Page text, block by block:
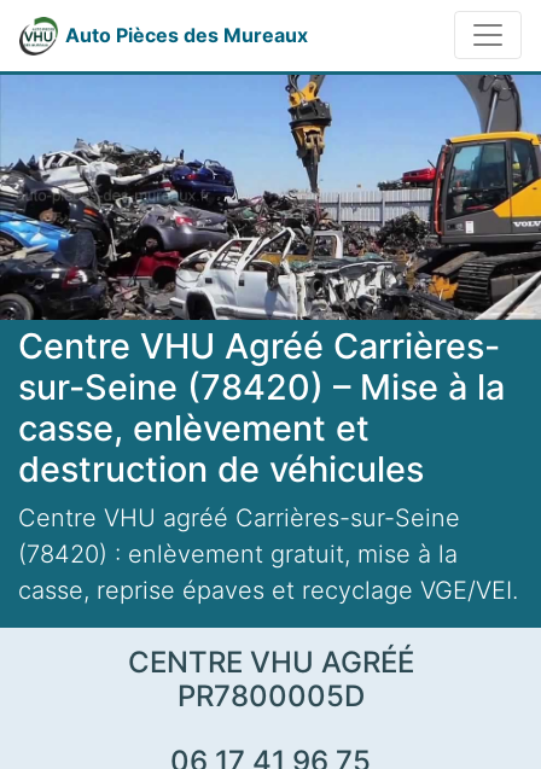
Auto Pièces des Mureaux
Centre VHU Agréé Carrières-
sur-Seine (78420) – Mise à la
casse, enlèvement et
destruction de véhicules
Centre VHU agréé Carrières-sur-Seine
(78420) : enlèvement gratuit, mise à la
casse, reprise épaves et recyclage VGE/VEI.
CENTRE VHU AGRÉÉ
PR7800005D
06 17 41 96 75